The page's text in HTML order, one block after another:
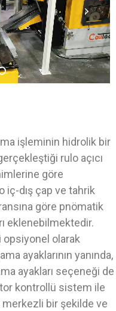
işleminin hidrolik bir
rulo açıcı
göre
iç-dış çap ve tahrik
göre pnömatik
eklenebilmektedir.
opsiyonel olarak
ayaklarının yanında,
ayakları seçeneği de
kontrollü sistem ile
bir şekilde ve